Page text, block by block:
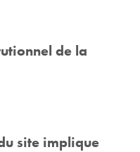
de la
site implique